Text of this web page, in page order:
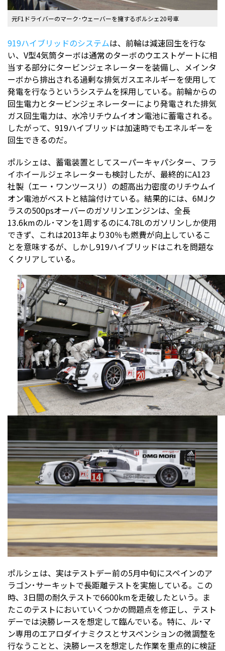
元F1ドライバーのマーク･ウェーバーを擁するポルシェ20号車
919ハイブリッドのシステムは、前輪は減速回生を行な
い、V型4気筒ターボは通常のターボのウエストゲートに相
当する部分にタービンジェネレーターを装備し、メインタ
ーボから排出される過剰な排気ガスエネルギーを使用して
発電を行なうというシステムを採用している。前輪からの
回生電力とタービンジェネレーターにより発電された排気
ガス回生電力は、水冷リチウムイオン電池に蓄電される。
したがって、919ハイブリッドは加速時でもエネルギーを
回生できるのだ。
ポルシェは、蓄電装置としてスーパーキャパシター、フラ
イホイールジェネレーターも検討したが、最終的にA123
社製（エー・ワンツースリ）の超高出力密度のリチウムイ
オン電池がベストと結論付けている。結果的には、6MJク
ラスの500psオーバーのガソリンエンジンは、全長
13.6kmのル･マンを1周するのに4.78Lのガソリンしか使用
できず、これは2013年より30％も燃費が向上しているこ
とを意味するが、しかし919ハイブリッドはこれを問題な
くクリアしている。
ポルシェは、実はテストデー前の5月中旬にスペインのア
ラゴン･サーキットで長距離テストを実施している。この
時、3日間の耐久テストで6600kmを走破したという。ま
たこのテストにおいていくつかの問題点を修正し、テスト
デーでは決勝レースを想定して臨んでいる。特に、ル･マ
ン専用のエアロダイナミクスとサスペンションの微調整を
行なうことと、決勝レースを想定した作業を重点的に検証